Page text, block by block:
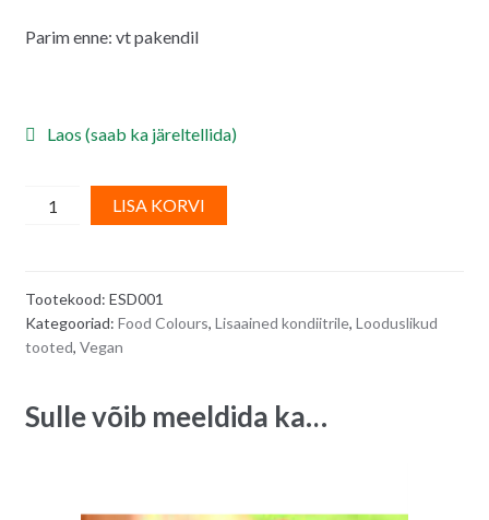
Parim enne: vt pakendil
Laos (saab ka järeltellida)
Tarretav
150
g
LISA KORVI
i
Tootekood: ESD001
Kategooriad: Food Colours, Lisaained kondiitrile, Looduslikud
tooted, Vegan
Sulle võib meeldida ka…